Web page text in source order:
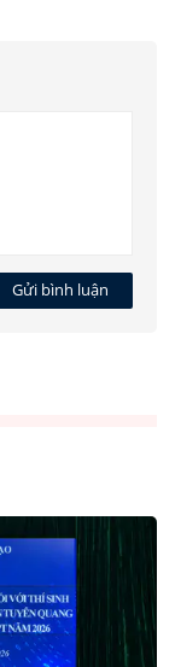
Gửi bình luận